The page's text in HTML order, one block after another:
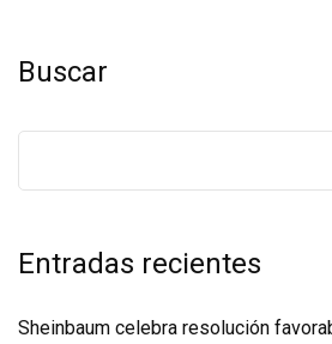
Buscar
Entradas recientes
Sheinbaum celebra resolución